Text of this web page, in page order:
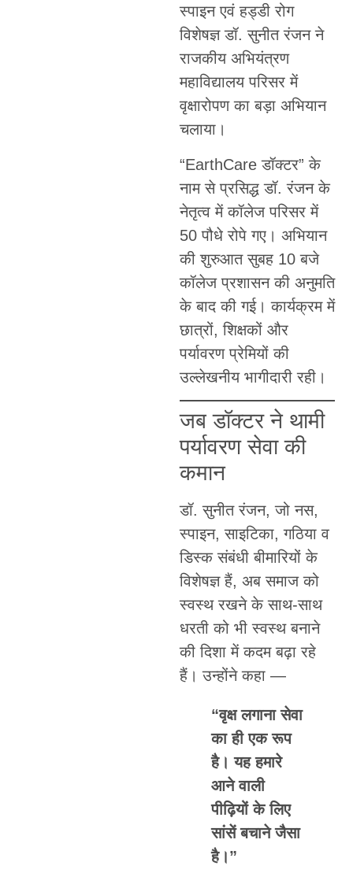
स्पाइन एवं हड्डी रोग
विशेषज्ञ डॉ. सुनीत रंजन ने
राजकीय अभियंत्रण
महाविद्यालय परिसर में
वृक्षारोपण का बड़ा अभियान
चलाया।
“EarthCare डॉक्टर” के
नाम से प्रसिद्ध डॉ. रंजन के
नेतृत्व में कॉलेज परिसर में
50 पौधे रोपे गए। अभियान
की शुरुआत सुबह 10 बजे
कॉलेज प्रशासन की अनुमति
के बाद की गई। कार्यक्रम में
छात्रों, शिक्षकों और
पर्यावरण प्रेमियों की
उल्लेखनीय भागीदारी रही।
जब डॉक्टर ने थामी
पर्यावरण सेवा की
कमान
डॉ. सुनीत रंजन, जो नस,
स्पाइन, साइटिका, गठिया व
डिस्क संबंधी बीमारियों के
विशेषज्ञ हैं, अब समाज को
स्वस्थ रखने के साथ-साथ
धरती को भी स्वस्थ बनाने
की दिशा में कदम बढ़ा रहे
हैं। उन्होंने कहा —
“वृक्ष लगाना सेवा
का ही एक रूप
है। यह हमारे
आने वाली
पीढ़ियों के लिए
सांसें बचाने जैसा
है।”